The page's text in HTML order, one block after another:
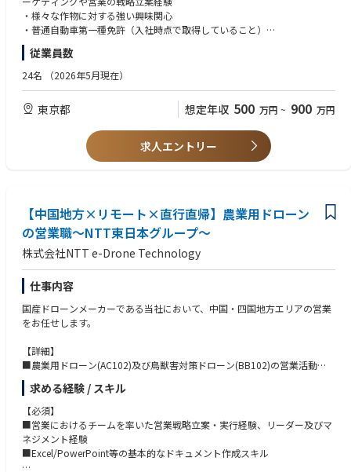
・契約栽培パートナーさまとの集出荷改善点の議論
・生産/供給量の供給量の予測・ヒアリング
獲得）
・生産者協議会の運営
※全国のパートナー生産者様への普及にあたり、出張の機会も多くありま
す。
・様々な作物に対する強い興味関心
・普通自動車第一種免許（入社時点で取得していること）
［上記に加え、以下のいずれかを満たしていること］
・経営企画/事業企画/営業企画/マーケティングでの業務経験
管理経験
・農業者/生産者との実務上のコミュニケーション経験
・農学系の学部卒以上
・組織マネジメント経験
従業員数
24名 （2026年5月現在）
東京都 想定年収 500 万円 ~ 900 万円
求人エントリー
【中国地方×リモート×直行直帰】農業用ドローン
の営業職～NTT東日本グループ～
株式会社NTT e-Drone Technology
仕事内容
国産ドローンメーカーである当社において、中国・四国地方エリアの営業
をお任せします。
【詳細】
■農業用ドローン(AC102)及び鳥獣害対策ドローン(BB102)の営業活動
■本社と連携しながら、中国・四国エリアのリーダーとして営業戦略立
案、実行及び実績管理（委託社員の管理含む）
■中国・四国エリアにおける営農法人・自治体・企業等への提案活動、展
示会出展対応
■ドローン実演会の開催調整・運営、現地でのフライト・説明対応
■新規・既存販路（代理店）の開拓及びリレーション強化を通じた販売拡
大、スクール・アフターサポート体制の構築
求める経験 / スキル
【必須】
■営業におけるチームを率いた営業戦略立案・実行経験、リーダー及びマ
ネジメント経験
■Excel/PowerPoint等の基本的なドキュメント作成スキル